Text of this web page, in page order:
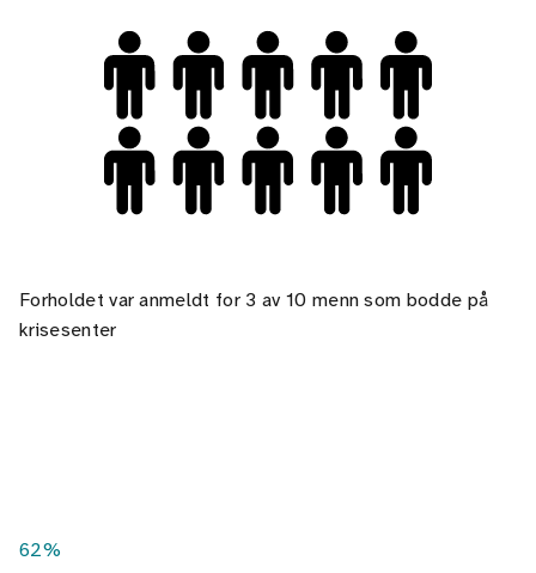
Forholdet var anmeldt for 3 av 10 menn som bodde på
krisesenter
62%